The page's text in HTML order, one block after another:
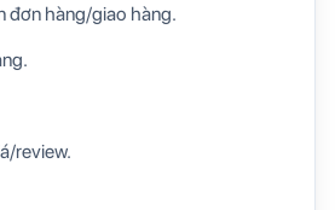
đơn hàng/giao hàng.
review.